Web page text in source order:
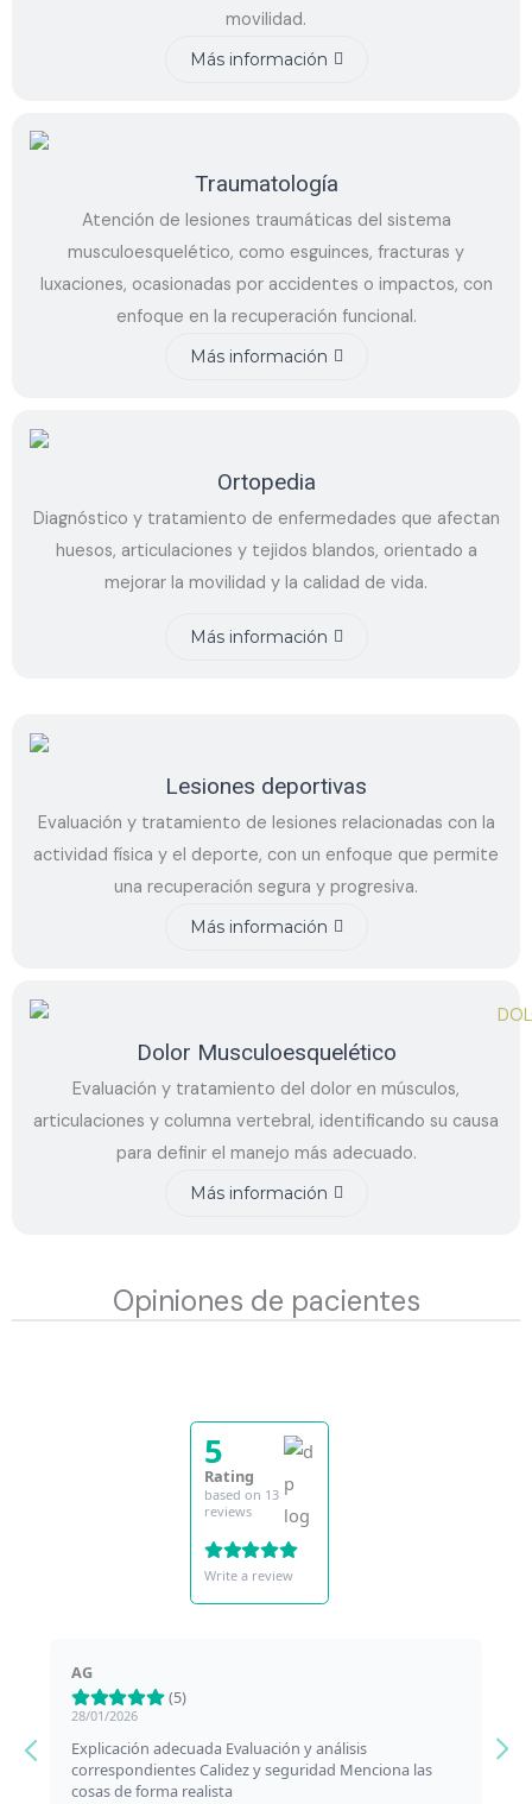
movilidad.
Más información
Traumatología
Atención de lesiones traumáticas del sistema
musculoesquelético, como esguinces, fracturas y
luxaciones, ocasionadas por accidentes o impactos, con
enfoque en la recuperación funcional.
Más información
Ortopedia
Diagnóstico y tratamiento de enfermedades que afectan
huesos, articulaciones y tejidos blandos, orientado a
mejorar la movilidad y la calidad de vida.
Más información
Lesiones deportivas
Evaluación y tratamiento de lesiones relacionadas con la
actividad física y el deporte, con un enfoque que permite
una recuperación segura y progresiva.
Más información
Dolor Musculoesquelético
Evaluación y tratamiento del dolor en músculos,
articulaciones y columna vertebral, identificando su causa
para definir el manejo más adecuado.
Más información
Opiniones de pacientes
5
Rating
based on 13
reviews
Write a review
AG
(5)
28/01/2026
Explicación adecuada Evaluación y análisis
correspondientes Calidez y seguridad Menciona las
cosas de forma realista
Más